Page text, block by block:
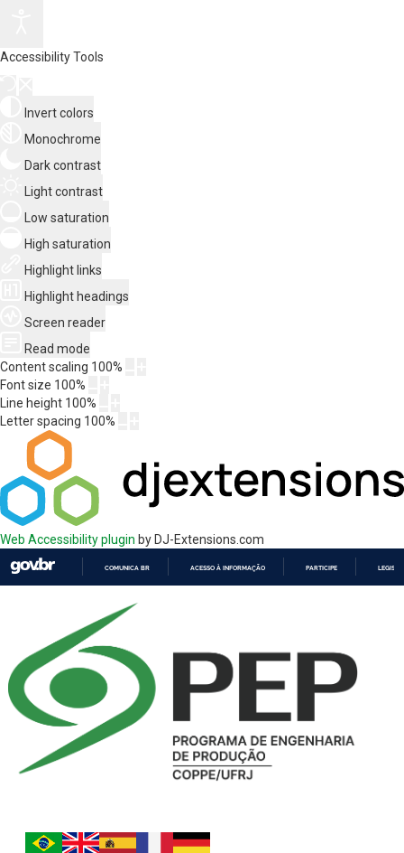
Accessibility Tools
Invert colors
Monochrome
Dark contrast
Light contrast
Low saturation
High saturation
Highlight links
Highlight headings
Screen reader
Read mode
Content scaling 100%
Font size 100%
Line height 100%
Letter spacing 100%
Web Accessibility plugin by DJ-Extensions.com
COMUNICA BR ACESSO À INFORMAÇÃO PARTICIPE